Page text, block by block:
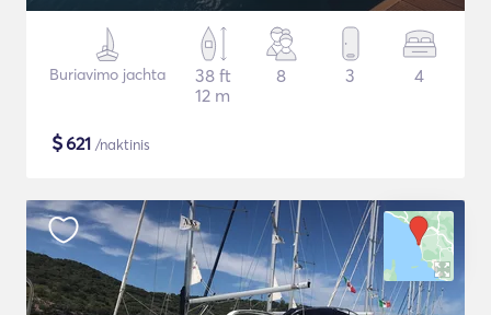
Buriavimo jachta
38 ft
12 m
8 3 4
$621 /naktinis